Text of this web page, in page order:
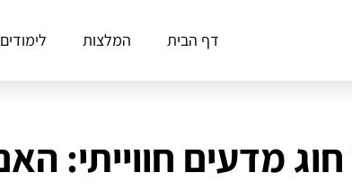
דף הבית המלצות לימודים